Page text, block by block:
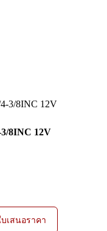
8INC 12V
บเสนอราคา